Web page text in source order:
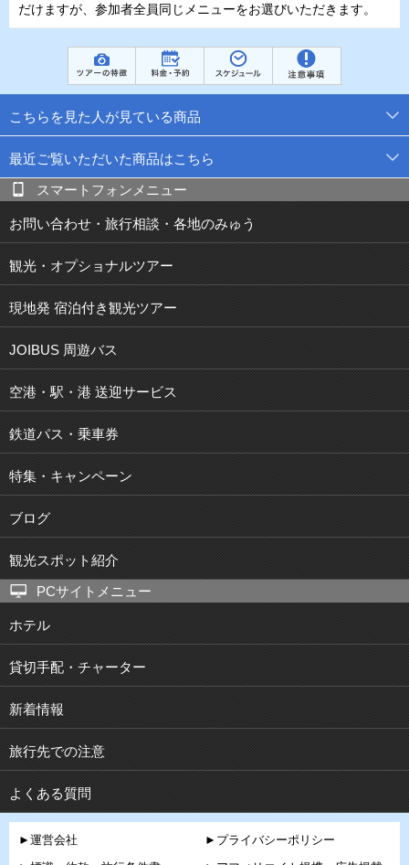
だけますが、参加者全員同じメニューをお選びいただきます。
こちらを見た人が見ている商品
最近ご覧いただいた商品はこちら
スマートフォンメニュー
お問い合わせ・旅行相談・各地のみゅう
観光・オプショナルツアー
現地発 宿泊付き観光ツアー
JOIBUS 周遊バス
空港・駅・港 送迎サービス
鉄道パス・乗車券
特集・キャンペーン
ブログ
観光スポット紹介
PCサイトメニュー
ホテル
貸切手配・チャーター
新着情報
旅行先での注意
よくある質問
►運営会社
►プライバシーポリシー